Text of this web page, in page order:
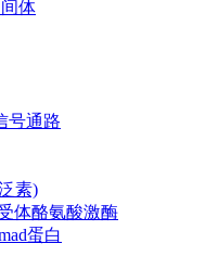
体
号通路
素)
体酪氨酸激酶
蛋白